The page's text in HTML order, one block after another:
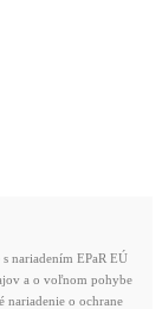
s nariadením EPaR EÚ
a o voľnom pohybe
nariadenie o ochrane